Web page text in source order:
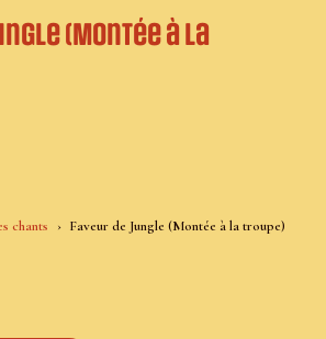
chants Faveur de Jungle (Montée à la troupe)
(Montée à la